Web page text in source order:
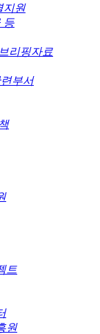
지원
등
리핑자료
부서
트
원